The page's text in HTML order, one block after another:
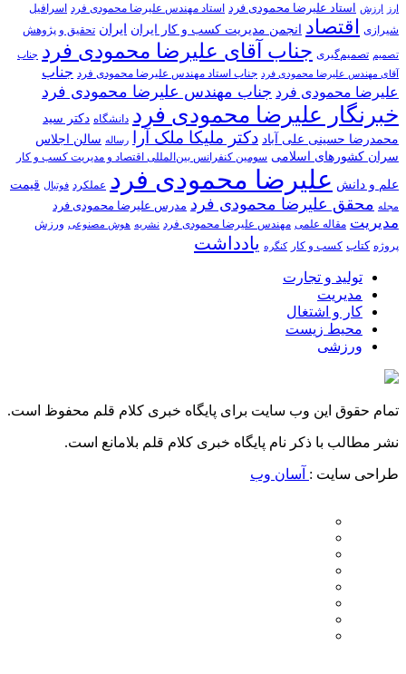
ارز
ارزش استاد علیرضا محمودی فرد استاد مهندس علیرضا محمودی فرد
اسرافیل
شیرازی اقتصاد انجمن مدیریت کسب و کار ایران ایران تحقیق و پژوهش
تصمیم تصمیم‌گیری جناب آقای علیرضا محمودی فرد جناب
آقای مهندس علیرضا محمودی فرد جناب استاد مهندس علیرضا محمودی فرد جناب
علیرضا محمودی فرد جناب مهندس علیرضا محمودی فرد
خبرنگار علیرضا محمودی فرد دانشگاه دکتر سید
محمدرضا حسینی علی آباد دکتر ملیکا ملک آرا رساله سالن اجلاس
سران کشورهای اسلامی سومین کنفرانس بین‌المللی اقتصاد و مدیریت کسب و کار
علم و دانش علیرضا محمودی فرد عملکرد فوتبال قیمت
مجله محقق علیرضا محمودی فرد مدرس علیرضا محمودی فرد
مدیریت مقاله علمی مهندس علیرضا محمودی فرد نشریه هوش مصنوعی ورزش
پروژه کتاب کسب و کار کنگره یادداشت
تولید و تجارت
مدیریت
کار و اشتغال
محیط زیست
ورزشی
تمام حقوق این وب سایت برای پایگاه خبری کلام قلم محفوظ است.
نشر مطالب با ذکر نام پایگاه خبری کلام قلم بلامانع است.
طراحی سایت : آسان وب